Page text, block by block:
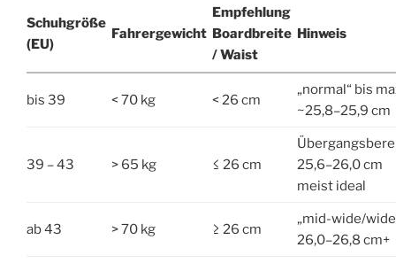
Schuhgröße
(EU)
Fahrergewicht
Empfehlung
Boardbreite
/ Waist
Hinweis
bis 39 < 70 kg < 26 cm
„normal“ bis
~25,8–25,9 cm
39 – 43 > 65 kg ≤ 26 cm
25,6–26,0 cm
meist ideal
ab 43 > 70 kg ≥ 26 cm
„mid-wide/
26,0–26,8 cm+